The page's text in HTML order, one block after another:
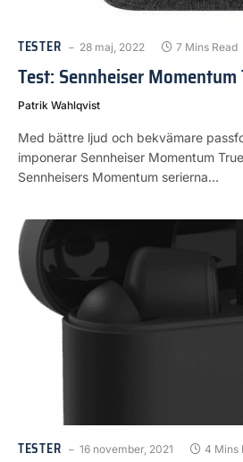
TESTER 28 maj, 2022 7 Mins Read
Test: Sennheiser
Patrik Wahlqvist
Med bättre ljud och bekvämare
imponerar Sennheiser Momentum
Sennheisers Momentum serierna…
TESTER 16 november, 2021 4 Mins